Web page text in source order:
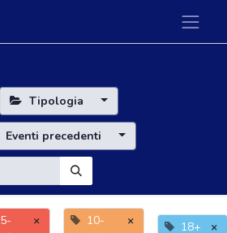
Tipologia
Eventi precedenti
5-
×
10-
× 18+ ×